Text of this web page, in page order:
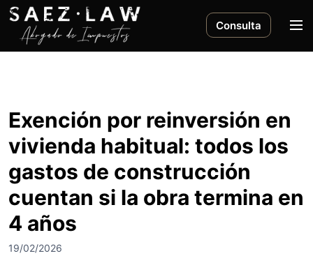
Consulta
M
Exención por reinversión en
vivienda habitual: todos los
gastos de construcción
cuentan si la obra termina en
4 años
19/02/2026